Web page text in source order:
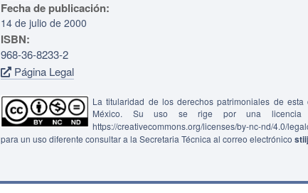
Fecha de publicación:
14 de julio de 2000
ISBN:
968-36-8233-2
Página Legal
La titularidad de los derechos patrimoniales de
México. Su uso se rige por una licencia
https://creativecommons.org/licenses/by-nc-nd/4.0/
para un uso diferente consultar a la Secretaria Técnica al correo electrónico